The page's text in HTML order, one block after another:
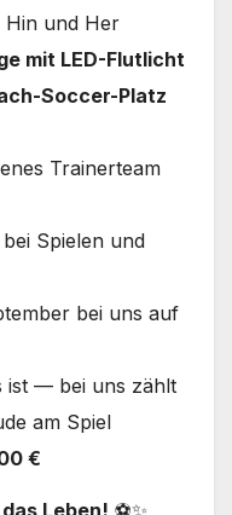
und Her
mit LED-Flutlicht
Soccer-Platz
Trainerteam
bei Spielen und
bei uns auf
ist — bei uns zählt
am Spiel
€
Leben! ⚽✨